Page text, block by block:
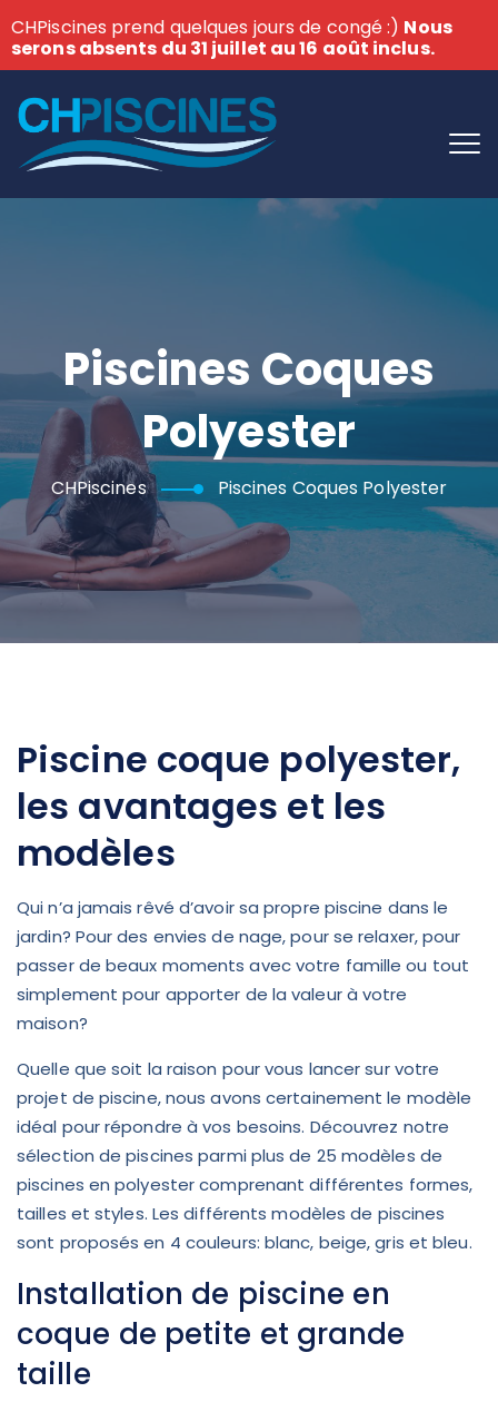
Piscines Coques
Polyester
CHPiscines Piscines Coques Polyester
Piscine coque polyester,
les avantages et les
modèles
Qui n’a jamais rêvé d’avoir sa propre piscine dans le
jardin? Pour des envies de nage, pour se relaxer, pour
passer de beaux moments avec votre famille ou tout
simplement pour apporter de la valeur à votre
maison?
Quelle que soit la raison pour vous lancer sur votre
projet de piscine, nous avons certainement le modèle
idéal pour répondre à vos besoins. Découvrez notre
sélection de piscines parmi plus de 25 modèles de
piscines en polyester comprenant différentes formes,
tailles et styles. Les différents modèles de piscines
sont proposés en 4 couleurs: blanc, beige, gris et bleu.
Installation de piscine en
coque de petite et grande
taille
CHPiscines prend quelques jours de congé :) Nous
serons absents du 31 juillet au 16 août inclus.